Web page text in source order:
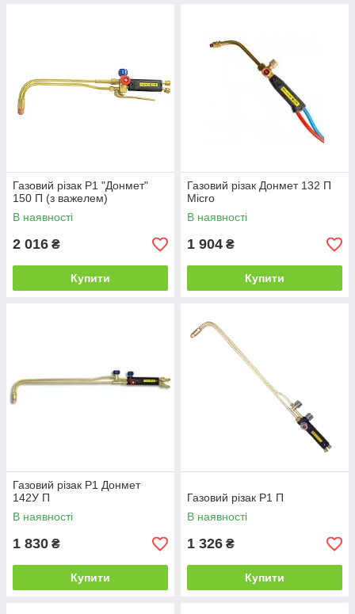
Газовий різак P1 "Донмет"
150 П (з важелем)
В наявності
2 016 ₴
Купити
Газовий різак Донмет 132 П
Micro
В наявності
1 904 ₴
Купити
Газовий різак P1 Донмет
142У П
В наявності
1 830 ₴
Купити
Газовий різак P1 П
В наявності
1 326 ₴
Купити